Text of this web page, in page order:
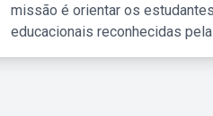
missão é orientar os
educacionais reconhecidas